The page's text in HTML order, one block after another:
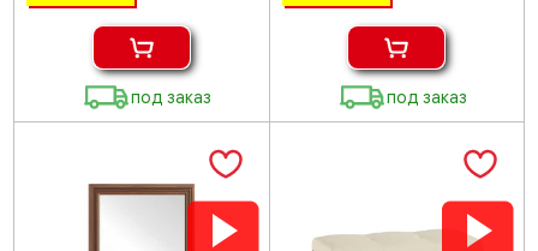
под заказ под заказ